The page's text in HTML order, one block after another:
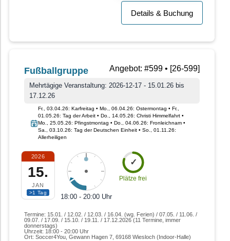
Details & Buchung
Angebot: #599 • [26-599]
Fußballgruppe
Mehrtägige Veranstaltung: 2026-12-17 - 15.01.26 bis
17.12.26
Fr., 03.04.26: Karfreitag • Mo., 06.04.26: Ostermontag • Fr.,
01.05.26: Tag der Arbeit • Do., 14.05.26: Christi Himmelfahrt •
Mo., 25.05.26: Pfingstmontag • Do., 04.06.26: Fronleichnam •
Sa., 03.10.26: Tag der Deutschen Einheit • So., 01.11.26:
Allerheiligen
2026
15.
JAN
>1 Tag
18:00 - 20:00 Uhr
✓
Plätze frei
Termine: 15.01. / 12.02. / 12.03. / 16.04. (wg. Ferien) / 07.05. / 11.06. /
09.07. / 17.09. / 15.10. / 19.11. / 17.12.2026 (11 Termine, immer
donnerstags)
Uhrzeit: 18:00 - 20:00 Uhr
Ort: Soccer4You, Gewann Hagen 7, 69168 Wiesloch (Indoor-Halle)